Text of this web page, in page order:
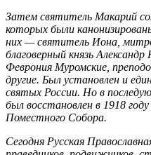
Затем святитель Макарий
которых были
них — святитель Иона,
благоверный князь
Феврония Муромские,
другие. Был установлен и
святых России. Но в
был восстановлен в 1918
Поместного Собора.
Сегодня Русская